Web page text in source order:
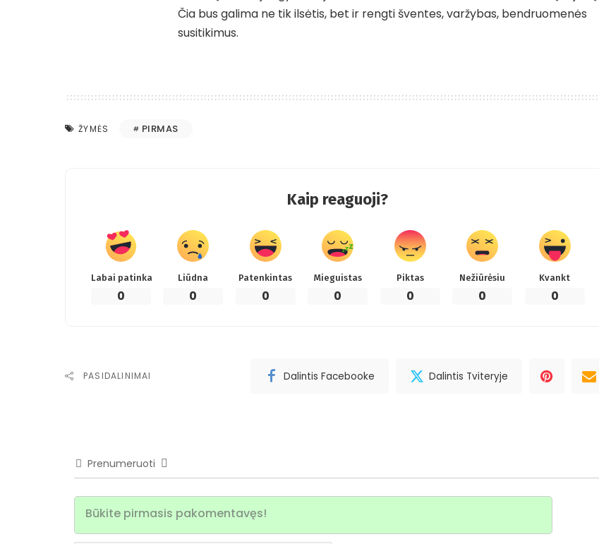
Čia bus galima ne tik ilsėtis, bet ir rengti šventes, varžybas, bendruomenės
susitikimus.
ŽYMĖS PIRMAS
Kaip reaguoji?
Labai patinka
0
Liūdna
0
Patenkintas
0
Mieguistas
0
Piktas
0
Nežiūrėsiu
0
Kvankt
0
PASIDALINIMAI Dalintis Facebooke Dalintis Tviteryje
Prenumeruoti